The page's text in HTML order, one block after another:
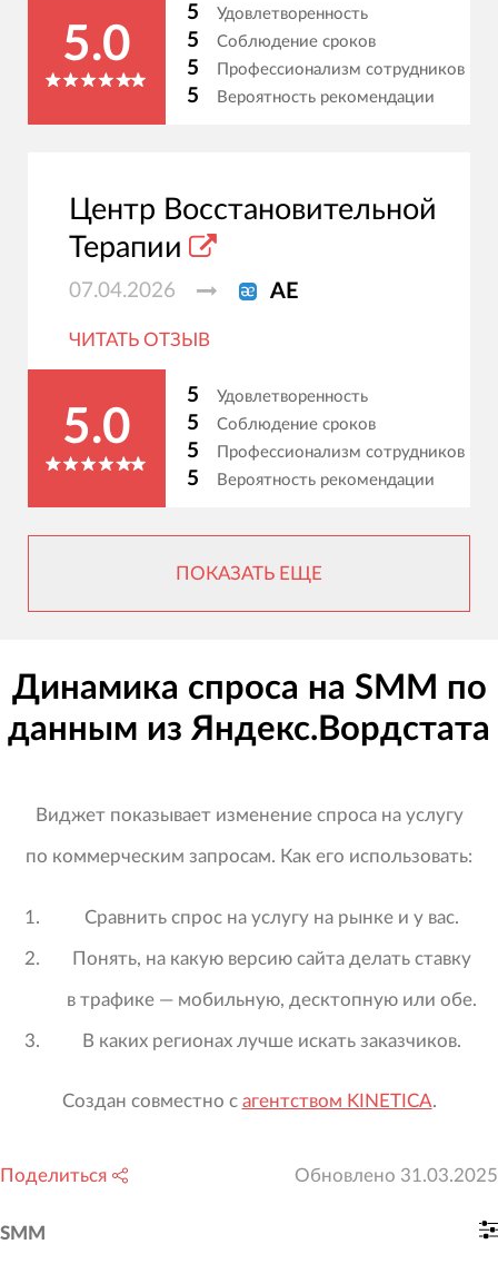
5.0
5 Удовлетворенность
5 Соблюдение сроков
5 Профессионализм сотрудников
5 Вероятность рекомендации
Центр Восстановительной
Терапии
07.04.2026 АЕ
ЧИТАТЬ ОТЗЫВ
5.0
5 Удовлетворенность
5 Соблюдение сроков
5 Профессионализм сотрудников
5 Вероятность рекомендации
ПОКАЗАТЬ ЕЩЕ
Динамика спроса на SMM по
данным из Яндекс.Вордстата
Виджет показывает изменение спроса на услугу
по коммерческим запросам. Как его использовать:
Сравнить спрос на услугу на рынке и у вас.
Понять, на какую версию сайта делать ставку
в трафике — мобильную, десктопную или обе.
В каких регионах лучше искать заказчиков.
Создан совместно с агентством KINETICA.
Поделиться Обновлено 31.03.2025
SMM